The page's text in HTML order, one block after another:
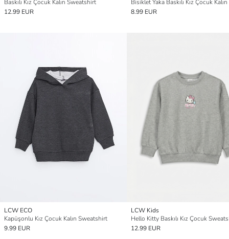
Baskılı Kız Çocuk Kalın Sweatshirt
12.99 EUR
8.99 EUR
LCW ECO
Kapüşonlu Kız Çocuk Kalın Sweatshirt
9.99 EUR
LCW Kids
Hello Kitty Baskılı Kız Çocuk
12.99 EUR